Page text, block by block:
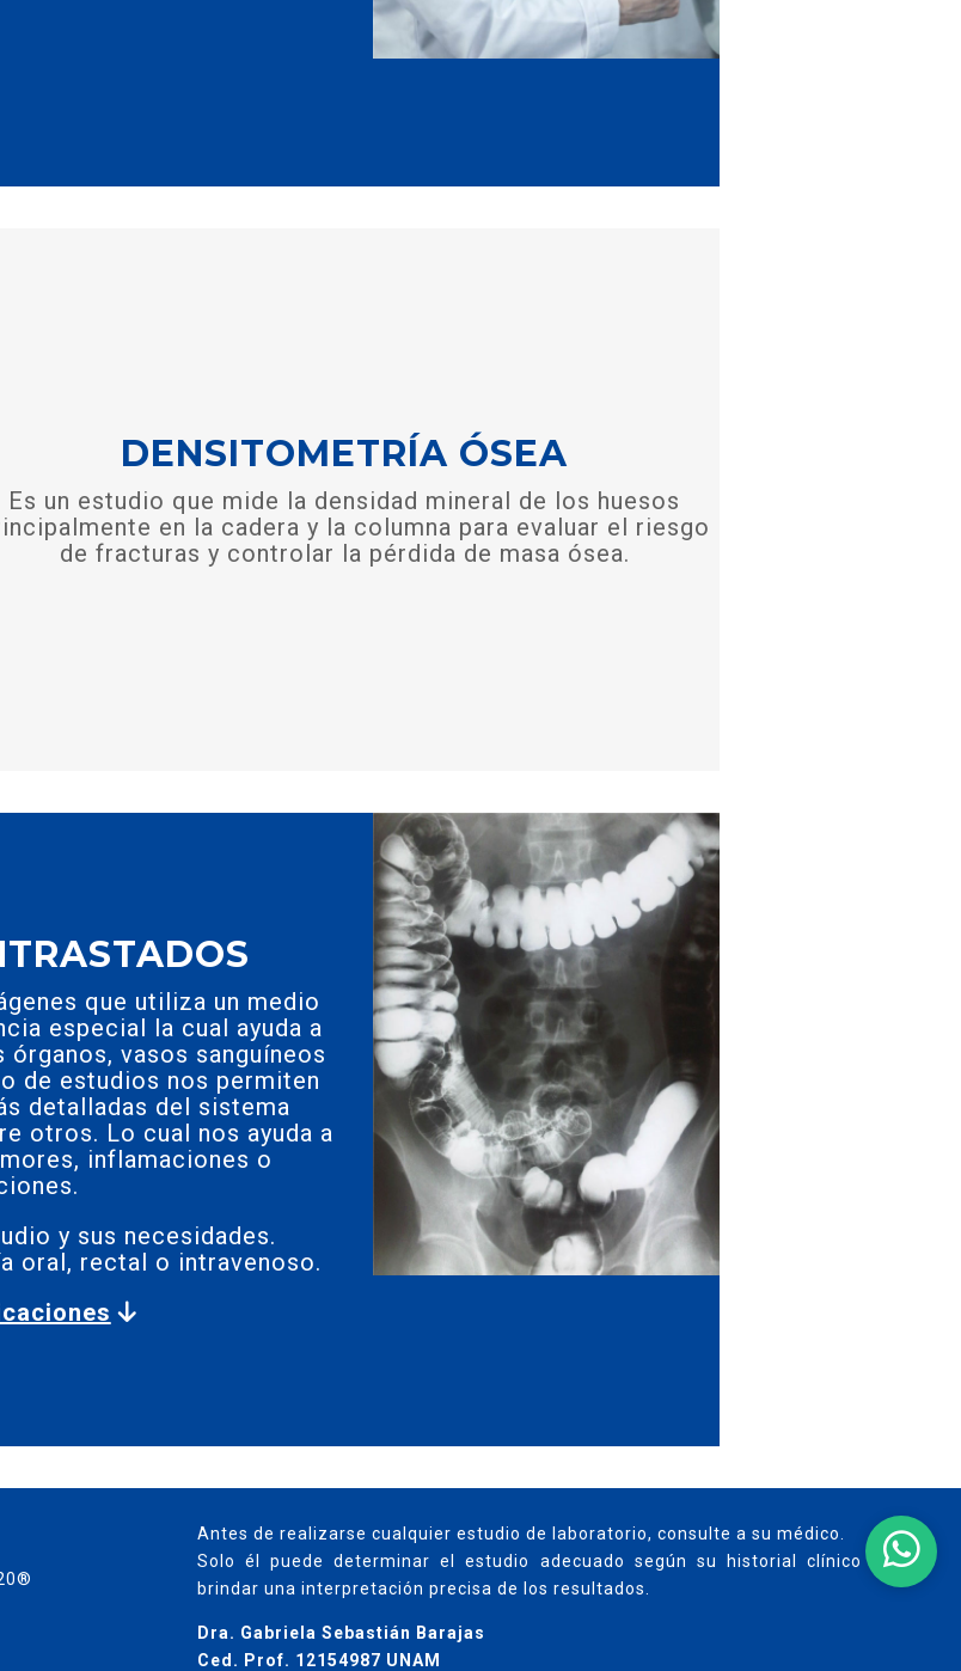
DENSITOMETRÍA ÓSEA
Es un estudio que mide la densidad mineral de los huesos
en la cadera y la columna para evaluar el riesgo
de fracturas y controlar la pérdida de masa ósea.
que utiliza un medio
especial la cual ayuda a
vasos sanguíneos
de estudios nos permiten
detalladas del sistema
otros. Lo cual nos ayuda a
inflamaciones o
y sus necesidades.
oral, rectal o intravenoso.
Antes de realizarse cualquier estudio de laboratorio, consulte a su médico.
Solo él puede determinar el estudio adecuado según su historial clínico y
brindar una interpretación precisa de los resultados.​
Dra. Gabriela Sebastián Barajas
Ced. Prof. 12154987 UNAM